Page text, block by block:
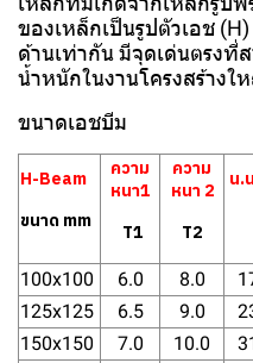
ของเหล็กเป็นรูปตัวเอช
ด้านเท่ากัน มีจุดเด่นตรงที่
น้ำหนักในงานโครงสร้างใ
ขนาดเอชบีม
H-Beam
ขนาด mm
ความ
หนา1
T1
ความ
หนา 2
T2
น.
100x100 6.0 8.0
125x125
6.5 9.0
150x150
7.0 10.0